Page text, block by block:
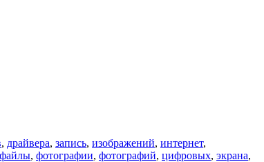
, драйвера, запись, изображений, интернет,
файлы, фотографии, фотографий, цифровых, экрана,